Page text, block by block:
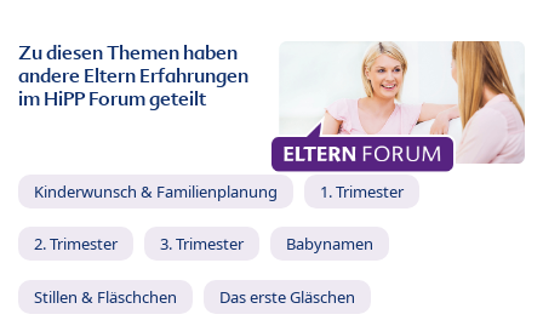
Zu diesen Themen haben
andere Eltern Erfahrungen
im HiPP Forum geteilt
Kinderwunsch & Familienplanung 1. Trimester
2. Trimester 3. Trimester Babynamen
Stillen & Fläschchen Das erste Gläschen